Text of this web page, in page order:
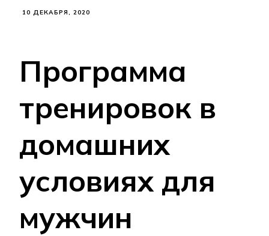
10 ДЕКАБРЯ, 2020
Программа
тренировок в
домашних
условиях для
мужчин